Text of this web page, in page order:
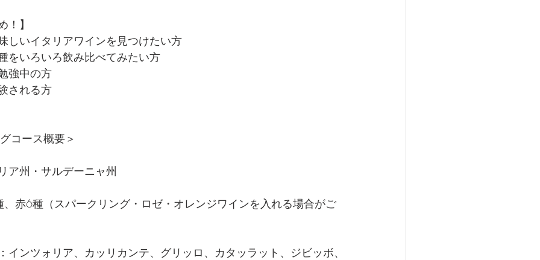
！】
しいイタリアワインを見つけたい方
をいろいろ飲み比べてみたい方
強中の方
される方
コース概要＞
ア州・サルデーニャ州
赤6種（スパークリング・ロゼ・オレンジワインを入れる場合がご
インツォリア、カッリカンテ、グリッロ、カタッラット、ジビッボ、